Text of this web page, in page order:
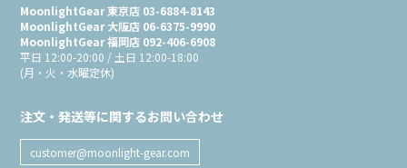
MoonlightGear 東京店 03-6884-8143
MoonlightGear 大阪店 06-6375-9990
MoonlightGear 福岡店 092-406-6908
平日 12:00-20:00 / 土日 12:00-18:00
(月・火・水曜定休)
注文・発送等に関するお問い合わせ
customer@moonlight-gear.com